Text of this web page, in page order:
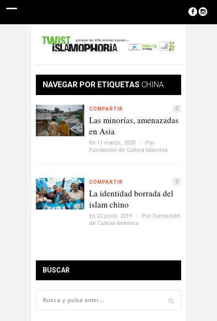
NAVEGAR POR ETIQUETAS CHINA
COMPARTIR 0
Las minorías, amenazadas
en Asia
En 11 marzo, 2020 /
Por
Fundación de Cultura Islámica
COMPARTIR 0
La identidad borrada del
islam chino
En 22 junio, 2019 / Por Fundación
de Cultura Islámica
BUSCAR